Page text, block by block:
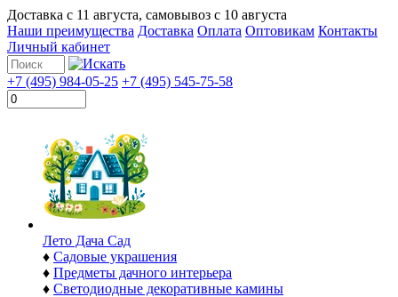
Доставка с 11 августа, самовывоз с 10 августа
Наши преимущества Доставка Оплата Оптовикам Контакты
Личный кабинет
+7 (495) 984-05-25 +7 (495) 545-75-58
Лето Дача Сад
♦ Садовые украшения
♦ Предметы дачного интерьера
♦ Светодиодные декоративные камины